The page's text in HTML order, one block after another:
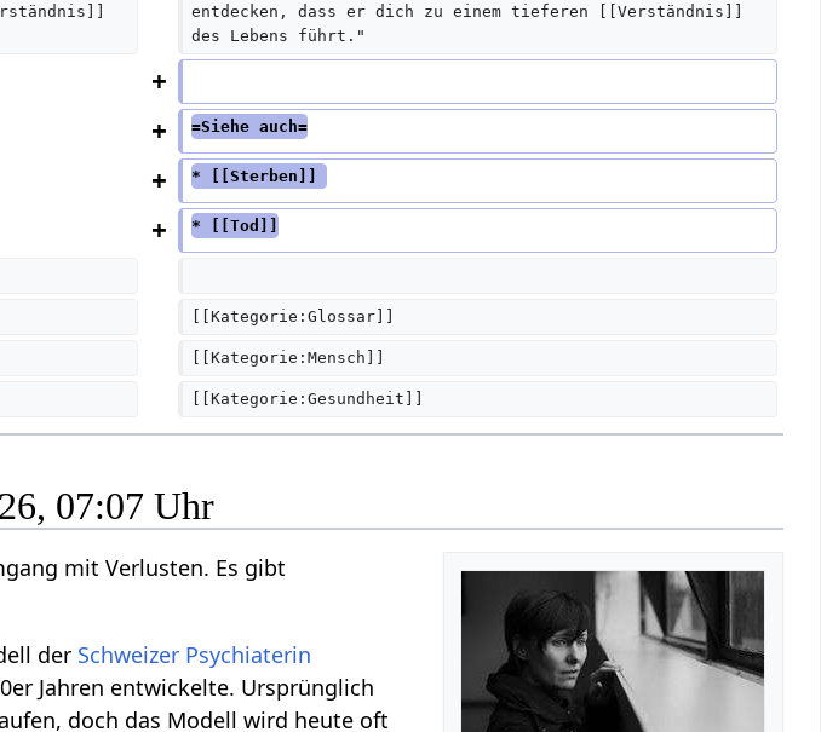
b
i
t
n
a
m
e
n
s
s
u
entdecken, dass er dich zu einem tieferen [[Verständnis]]
des Lebens führt."
=Siehe auch=
* [[Sterben]]
* [[Tod]]
[[Kategorie:Glossar]]
[[Kategorie:Mensch]]
[[Kategorie:Gesundheit]]
07:07 Uhr
mit Verlusten. Es gibt
der Schweizer Psychiaterin
Jahren entwickelte. Ursprünglich
doch das Modell wird heute oft